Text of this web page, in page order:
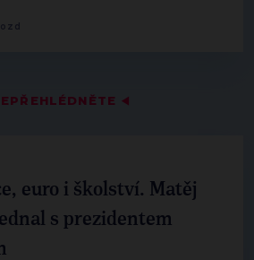
◀
euro i školství. Matěj
s prezidentem